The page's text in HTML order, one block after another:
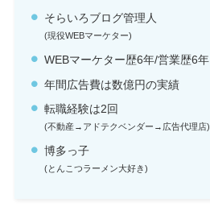
そらいろブログ管理人
(現役WEBマーケター)
WEBマーケター歴6年/営業歴6年
年間広告費は数億円の実績
転職経験は2回
(不動産→アドテクベンダー→広告代理店)
博多っ子
(とんこつラーメン大好き)